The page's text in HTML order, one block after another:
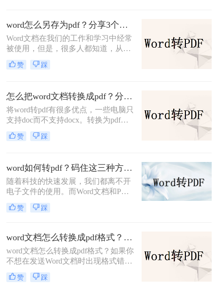
式，因此您可能会想知道如何把word
转换成pdf格式。本文将为您提供详细
的步骤，以帮助您快速转换Word文档
word怎么另存为pdf？分享3个超实用免费转换方法！
Word文档在我们的工作和学习中经常
被使用，但是，很多人都知道，从传
输和存储角度来看，它不如PDF文
件。归根结底，PDF文件更小、更稳
把word怎么另存为pdf。那么你知道怎
么将word转pdf？
赞 踩
怎么把word文档转换成pdf？分享二个简单方法！
将word转pdf有很多优点，一些电脑只
支持doc而不支持docx。转换为pdf
后，您可以使用pdf软件而不是word打
开它。此外，当您向其他人发送word
文档转换成pdf呢？下面就来给大家具
体讲讲。
赞 踩
word如何转pdf？码住这三种方法！
随着科技的快速发展，我们都离不开
电子文件的使用。而Word文档和PDF
文件是我们日常生活和工作中最常见
的两种文件格式。许多人经常会遇到
况，无论是为了方便文件的传输和分
享，还是为了保护文件的格式和内容
不被篡改。在本篇文章中，我将为大
家介绍word如何转pdf，并提供一些实
用的技巧来满足不同需求。
赞 踩
word文档怎么转换成pdf格式？分享三个解决办法！
word文档怎么转换成pdf格式？​如果你
不想在发送Word文档时出现格式错
误，或者想确保其他人无法编辑或更
改你的文档，那么将Word文档转换为
赞 踩